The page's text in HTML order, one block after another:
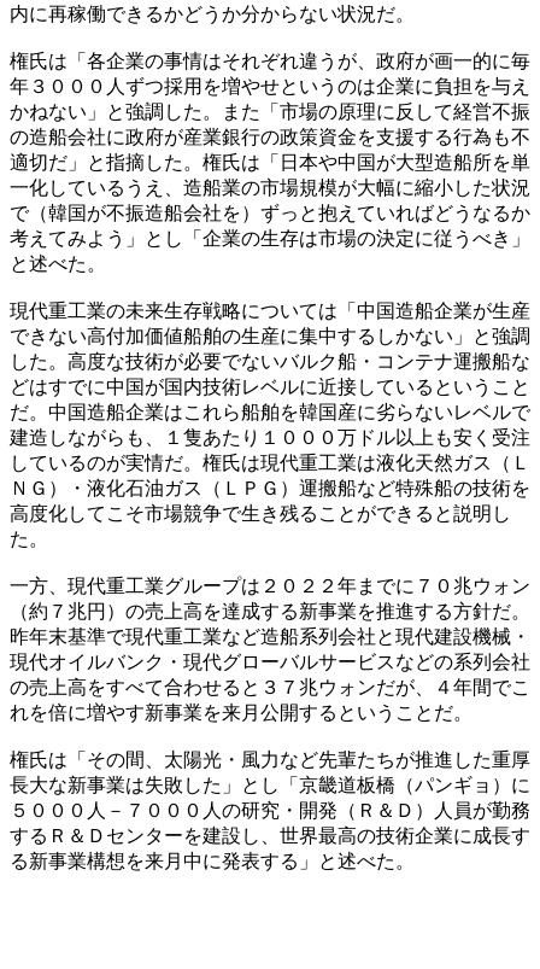
内に再稼働できるかどうか分からない状況だ。
権氏は「各企業の事情はそれぞれ違うが、政府が画一的に毎
年３０００人ずつ採用を増やせというのは企業に負担を与え
かねない」と強調した。また「市場の原理に反して経営不振
の造船会社に政府が産業銀行の政策資金を支援する行為も不
適切だ」と指摘した。権氏は「日本や中国が大型造船所を単
一化しているうえ、造船業の市場規模が大幅に縮小した状況
で（韓国が不振造船会社を）ずっと抱えていればどうなるか
考えてみよう」とし「企業の生存は市場の決定に従うべき」
と述べた。
現代重工業の未来生存戦略については「中国造船企業が生産
できない高付加価値船舶の生産に集中するしかない」と強調
した。高度な技術が必要でないバルク船・コンテナ運搬船な
どはすでに中国が国内技術レベルに近接しているということ
だ。中国造船企業はこれら船舶を韓国産に劣らないレベルで
建造しながらも、１隻あたり１０００万ドル以上も安く受注
しているのが実情だ。権氏は現代重工業は液化天然ガス（Ｌ
ＮＧ）・液化石油ガス（ＬＰＧ）運搬船など特殊船の技術を
高度化してこそ市場競争で生き残ることができると説明し
た。
一方、現代重工業グループは２０２２年までに７０兆ウォン
（約７兆円）の売上高を達成する新事業を推進する方針だ。
昨年末基準で現代重工業など造船系列会社と現代建設機械・
現代オイルバンク・現代グローバルサービスなどの系列会社
の売上高をすべて合わせると３７兆ウォンだが、４年間でこ
れを倍に増やす新事業を来月公開するということだ。
権氏は「その間、太陽光・風力など先輩たちが推進した重厚
長大な新事業は失敗した」とし「京畿道板橋（パンギョ）に
５０００人－７０００人の研究・開発（Ｒ＆Ｄ）人員が勤務
するＲ＆Ｄセンターを建設し、世界最高の技術企業に成長す
る新事業構想を来月中に発表する」と述べた。